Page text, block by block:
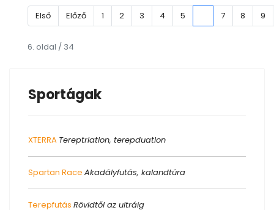
Első Előző 1 2 3 4 5 7 8 9
6. oldal / 34
Sportágak
XTERRA Tereptriatlon, terepduatlon
Spartan Race Akadályfutás, kalandtúra
Terepfutás Rövidtől az ultráig